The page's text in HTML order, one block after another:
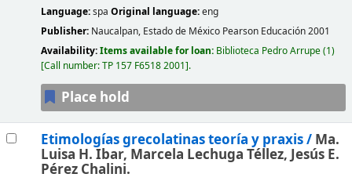
Language:spa Original language:eng
Publisher: Naucalpan, Estado de México Pearson Educación2001
Availability:Items available for loan: Biblioteca Pedro Arrupe(1)
Call number:TP 157 F6518 2001 .
Place hold
Etimologías grecolatinas teoría y praxis / Ma.
Luisa H. Ibar, Marcela Lechuga Téllez, Jesús E.
Pérez Chalini.